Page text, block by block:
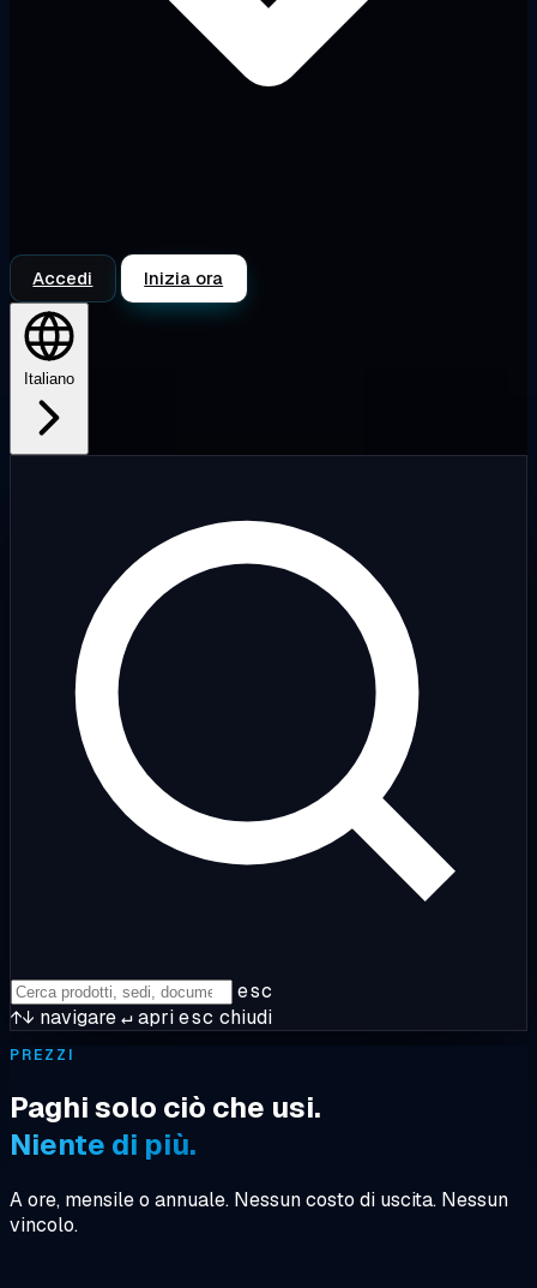
Accedi Inizia ora
Italiano
esc
↑↓ navigare↵apriesc chiudi
PREZZI
Paghi solo ciò che usi.
Niente di più.
A ore, mensile o annuale. Nessun costo di uscita. Nessun
vincolo.